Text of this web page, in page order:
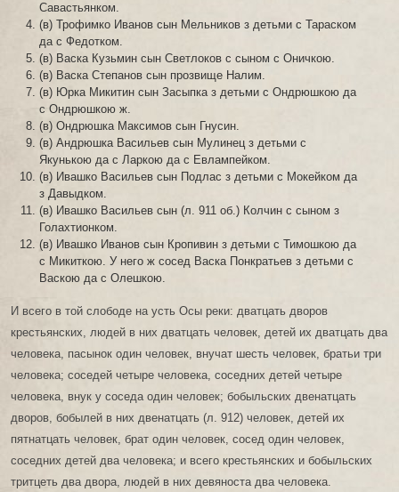
Савастьянком.
(в) Трофимко Иванов сын Мельников з детьми с Тараском
да с Федотком.
(в) Васка Кузьмин сын Светлоков с сыном с Оничкою.
(в) Васка Степанов сын прозвище Налим.
(в) Юрка Микитин сын Засыпка з детьми с Ондрюшкою да
с Ондрюшкою ж.
(в) Ондрюшка Максимов сын Гнусин.
(в) Андрюшка Васильев сын Мулинец з детьми с
Якунькою да с Ларкою да с Евлампейком.
(в) Ивашко Васильев сын Подлас з детьми с Мокейком да
з Давыдком.
(в) Ивашко Васильев сын (л. 911 об.) Колчин с сыном з
Голахтионком.
(в) Ивашко Иванов сын Кропивин з детьми с Тимошкою да
с Микиткою. У него ж сосед Васка Понкратьев з детьми с
Васкою да с Олешкою.
И всего в той слободе на усть Осы реки: дватцать дворов
крестьянских, людей в них дватцать человек, детей их дватцать два
человека, пасынок один человек, внучат шесть человек, братьи три
человека; соседей четыре человека, соседних детей четыре
человека, внук у соседа один человек; бобыльских двенатцать
дворов, бобылей в них двенатцать (л. 912) человек, детей их
пятнатцать человек, брат один человек, сосед один человек,
соседних детей два человека; и всего крестьянских и бобыльских
тритцеть два двора, людей в них девяноста два человека.